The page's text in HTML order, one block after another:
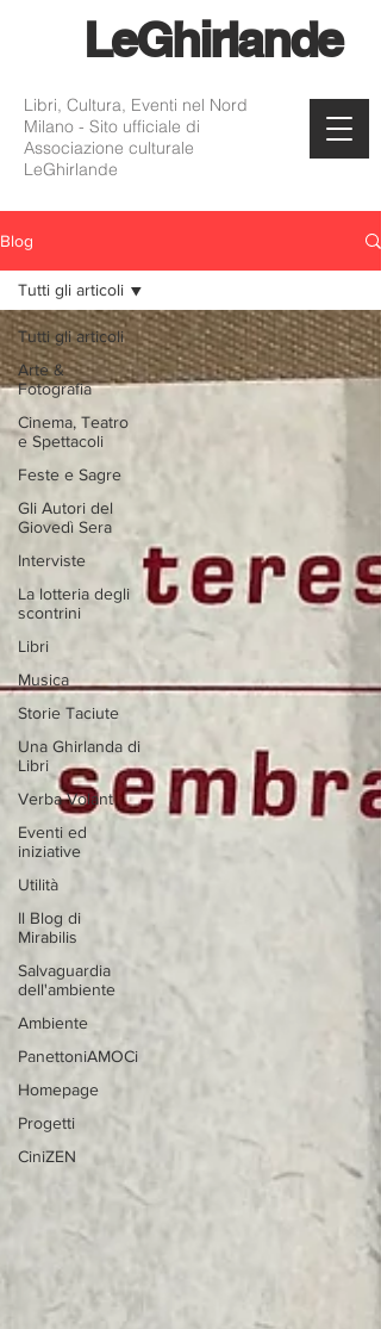
LeGhirlande
Libri, Cultura, Eventi nel Nord
Milano - Sito ufficiale di
Associazione culturale
LeGhirlande
Blog
Tutti gli articoli
Arte &
Fotografia
Cinema, Teatro
e Spettacoli
Feste e Sagre
Gli Autori del
Giovedì Sera
Interviste
La lotteria degli
scontrini
Libri
Musica
Storie Taciute
Una Ghirlanda di
Libri
Verba Volant
Eventi ed
iniziative
Utilità
Il Blog di
Mirabilis
Salvaguardia
dell'ambiente
Ambiente
PanettoniAMOCi
Homepage
Progetti
CiniZEN
Tutti gli articoli